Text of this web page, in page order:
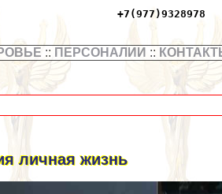
+7(977)9328978
:: ПЕРСОНАЛИИ ::
личная жизнь